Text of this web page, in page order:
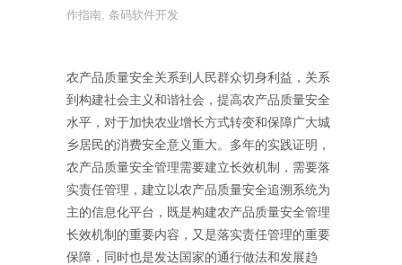
作指南, 条码软件开发
农产品质量安全关系到人民群众切身利益，关系
到构建社会主义和谐社会，提高农产品质量安全
水平，对于加快农业增长方式转变和保障广大城
乡居民的消费安全意义重大。多年的实践证明，
农产品质量安全管理需要建立长效机制，需要落
实责任管理，建立以农产品质量安全追溯系统为
主的信息化平台，既是构建农产品质量安全管理
长效机制的重要内容，又是落实责任管理的重要
保障，同时也是发达国家的通行做法和发展趋